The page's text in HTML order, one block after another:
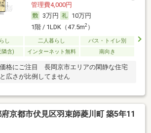
管理費4,000円
3万円
10万円
1階 / 1LDK（47.5m2）
し 二人暮らし
バス・トイレ別
隣含)
インターネット無料 南向き
格にご注目 長岡京市エリアの閑静な住宅
広さが比例してません
京都市伏見区羽束師菱川町 築5年11